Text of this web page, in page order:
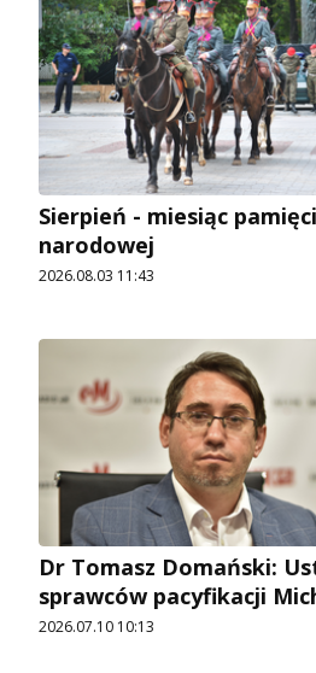
Sierpień - miesiąc pamięci
narodowej
2026.08.03 11:43
Dr Tomasz Domański:
sprawców pacyfikacji
2026.07.10 10:13